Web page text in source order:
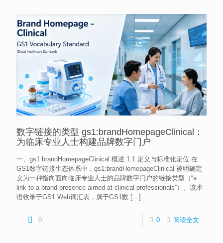
数字链接的类型 gs1:brandHomepageClinical：
为临床专业人士构建品牌数字门户
一、gs1:brandHomepageClinical 概述 1.1 定义与标准化定位 在
GS1数字链接生态体系中，gs1:brandHomepageClinical 被明确定
义为一种指向面向临床专业人士的品牌数字门户的链接类型（“a
link to a brand presence aimed at clinical professionals”）。该术
语收录于GS1 Web词汇表，属于GS1数 […]
0 0 阅读全文